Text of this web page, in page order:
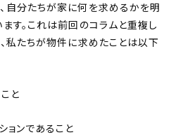
自分たちが家に何を求めるかを明
す。これは前回のコラムと重複し
私たちが物件に求めたことは以下
と
ョンであること